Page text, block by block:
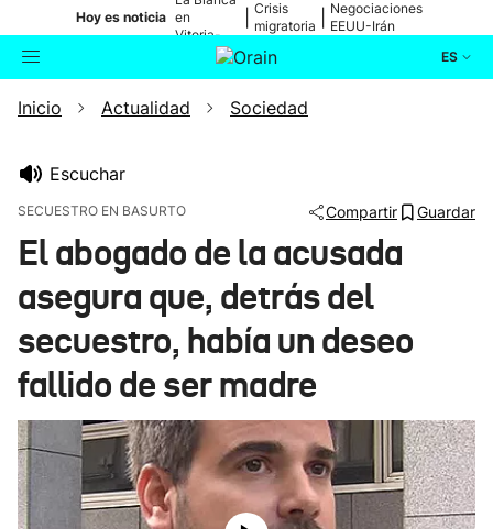
Hoy es noticia en
Vitoria-
Gasteiz
Crisis
migratoria
Negociaciones
EEUU-Irán
ES
Buscador Actualidad
Ikusmiran
Eguraldia
Inicio Actualidad Sociedad
Escuchar
SECUESTRO EN BASURTO Compartir Guardar
El abogado de la acusada
asegura que, detrás del
secuestro, había un deseo
fallido de ser madre